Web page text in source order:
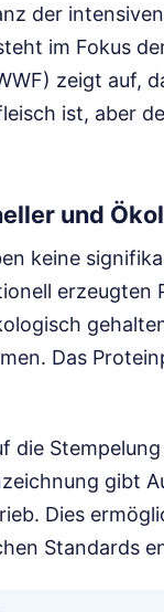
der
im Fokus
zeigt auf,
ist, aber
und
keine
erzeugten
Das
die
gibt
Dies
Standards